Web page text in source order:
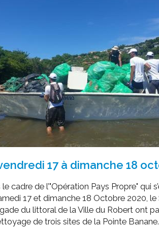
Le Centre Communal d'Action Social
Les aides sociales
Logement
Antenne Municipale de
Cohésion Sociale
Epicerie sociale et solidaire "Rayon de
Bornes de collecte de l'ACISE
local des jeunes
scolaire
maternelles et primaire
de loisirs - ALSH
famille
ENFANCE
Les
17 à dimanche 18
le cadre de l’"Opération Pays Propre" qui
17 et dimanche 18 Octobre 2020,
du littoral de la Ville du Robert ont
de trois sites de la Pointe